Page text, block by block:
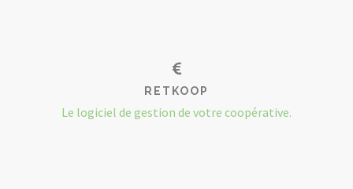
RETKOOP
Le logiciel de gestion de votre coopérative.